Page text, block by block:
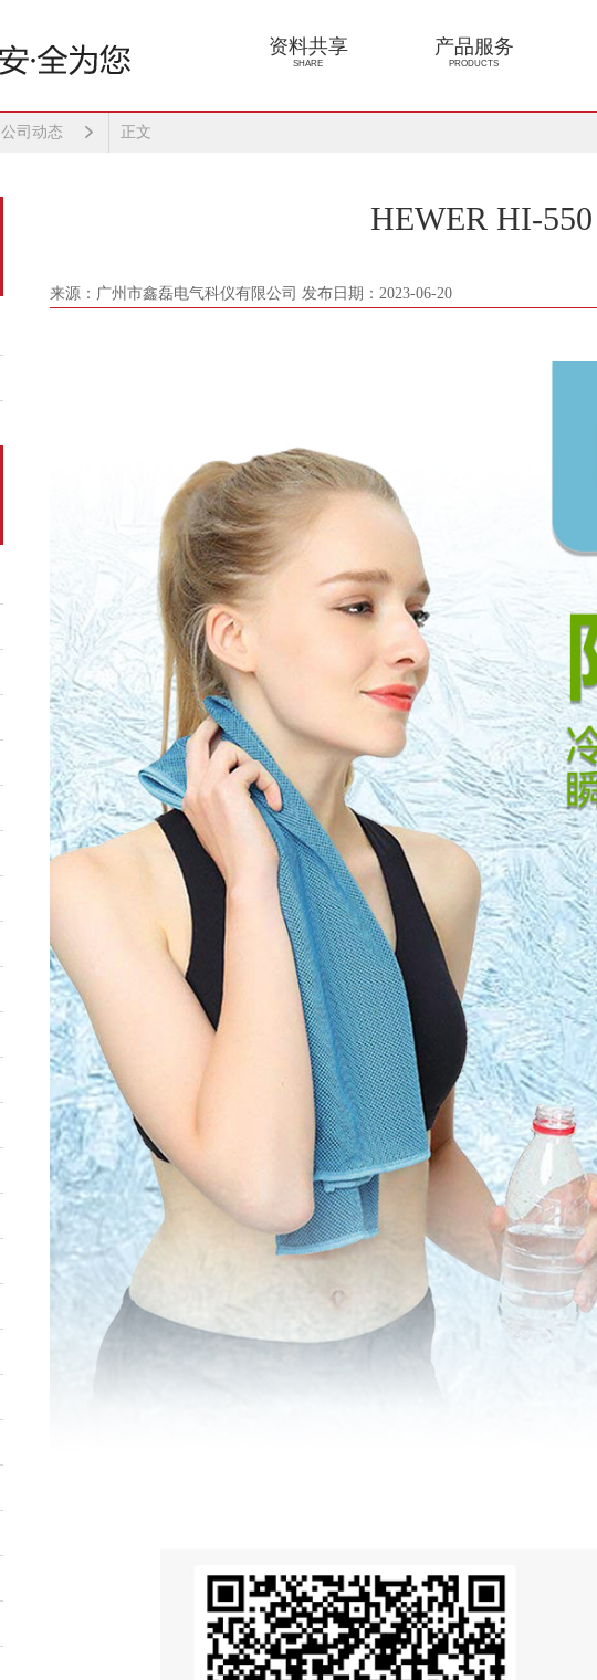
资料共享
SHARE
产品服务
PRODUCTS
公司动态 正文
HEWER HI-
来源：广州市鑫磊电气科仪有限公司 发布日期：2023-06-20